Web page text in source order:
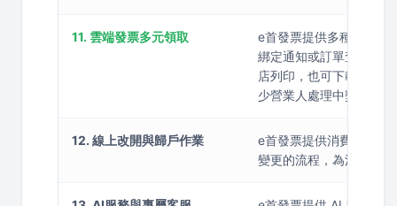
11. 雲端發票多元領取
e首發票提供多種發票領
綁定通知或訂單查詢來
店列印，也可下載圖檔
少營業人處理中獎發票
12. 線上改開與歸戶作業
e首發票提供消費者線上
變更的流程，為消費者